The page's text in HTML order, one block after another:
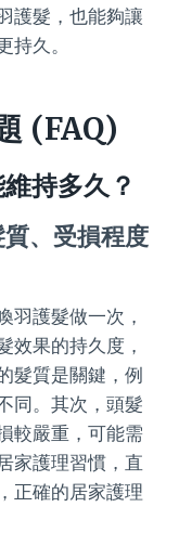
護髮，也能夠讓
久。
(FAQ)
持多久？
、受損程度
羽護髮做一次，
效果的持久度，
髮質是關鍵，例
同。其次，頭髮
較嚴重，可能需
家護理習慣，直
正確的居家護理